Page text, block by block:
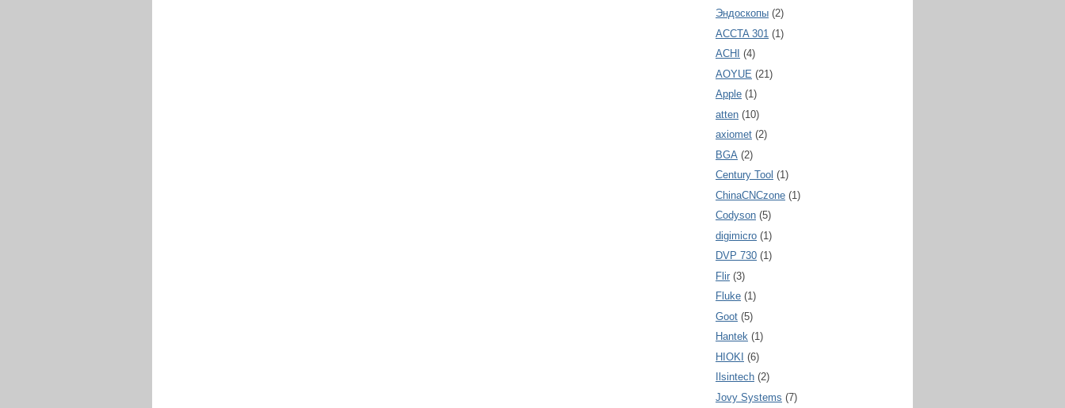
Эндоскопы (2)
ACCTA 301 (1)
ACHI
(4)
AOYUE (21)
Apple (1)
atten (10)
axiomet (2)
BGA (2)
Century Tool (1)
ChinaCNCzone (1)
Codyson (5)
digimicro (1)
DVP 730 (1)
Flir (3)
Fluke (1)
Goot (5)
Hantek (1)
HIOKI (6)
Ilsintech (2)
Jovy Systems (7)